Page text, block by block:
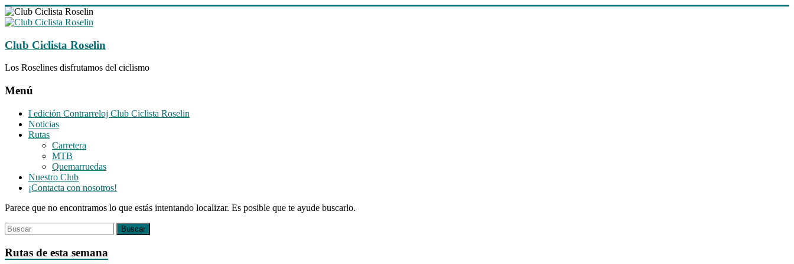
Saltar
al
Club Ciclista Roselin
Los Roselines disfrutamos del ciclismo
Menú
I edición Contrarreloj Club Ciclista Roselin
Noticias
Rutas
Carretera
MTB
Quemarruedas
Nuestro Club
¡Contacta con nosotros!
Parece que no encontramos lo que estás intentando localizar. Es posible que te ayude buscarlo.
Rutas de esta semana